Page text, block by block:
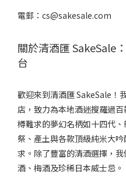
甘
(1)
(1)
口
感
風
味
電郵：cs@sakesale.com
關於清酒匯 SakeSale
台
歡迎來到清酒匯 SakeSale！
店，致力為本地酒迷搜羅過
樽難求的夢幻名柄如十四代
祭、產土與各款頂級純米大
求。除了豐富的清酒選擇，
酒、梅酒及珍稀日本威士忌。